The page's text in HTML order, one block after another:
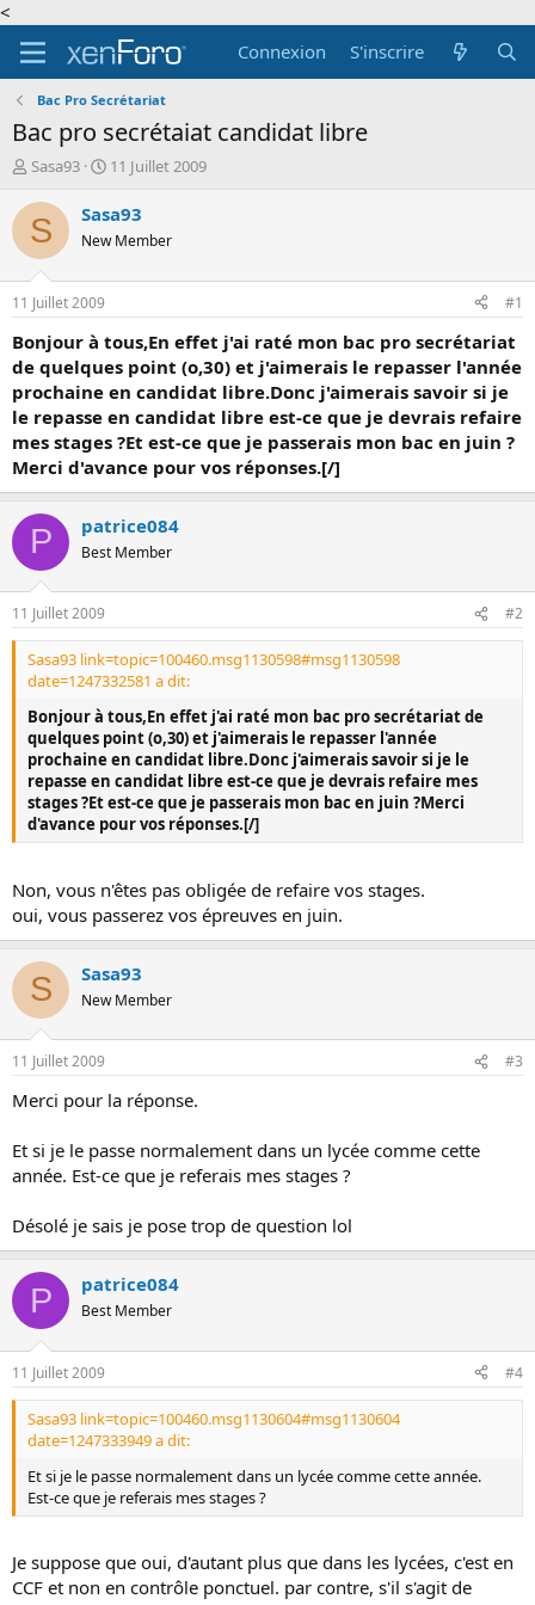
<
Connexion
S'inscrire
Bac Pro Secrétariat
Bac pro secrétaiat candidat libre
A
t
e
r
d
e
l
d
i
s
c
u
s
s
i
o
n
Sasa93
D
t
d
é
b
t
11 Juillet 2009
S Sasa93
New Member
11 Juillet 2009 #1
Bonjour à tous,En effet j'ai raté mon bac pro secrétariat
de quelques point (o,30) et j'aimerais le repasser l'année
prochaine en candidat libre.Donc j'aimerais savoir si je
le repasse en candidat libre est-ce que je devrais refaire
mes stages ?Et est-ce que je passerais mon bac en juin ?
Merci d'avance pour vos réponses.[/]
P patrice084
Best Member
11 Juillet 2009 #2
Sasa93 link=topic=100460.msg1130598#msg1130598
date=1247332581 a dit:
Bonjour à tous,En effet j'ai raté mon bac pro secrétariat de
quelques point (o,30) et j'aimerais le repasser l'année
prochaine en candidat libre.Donc j'aimerais savoir si je le
repasse en candidat libre est-ce que je devrais refaire mes
stages ?Et est-ce que je passerais mon bac en juin ?Merci
d'avance pour vos réponses.[/]
Non, vous n'êtes pas obligée de refaire vos stages.
oui, vous passerez vos épreuves en juin.
S Sasa93
New Member
11 Juillet 2009 #3
Merci pour la réponse.
Et si je le passe normalement dans un lycée comme cette
année. Est-ce que je referais mes stages ?
Désolé je sais je pose trop de question lol
P patrice084
Best Member
11 Juillet 2009 #4
Sasa93 link=topic=100460.msg1130604#msg1130604
date=1247333949 a dit:
Et si je le passe normalement dans un lycée comme cette année.
Est-ce que je referais mes stages ?
Je suppose que oui, d'autant plus que dans les lycées, c'est en
CCF et non en contrôle ponctuel. par contre, s'il s'agit de